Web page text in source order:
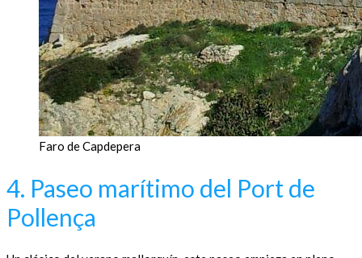
Faro de Capdepera
4. Paseo marítimo del Port de
Pollença